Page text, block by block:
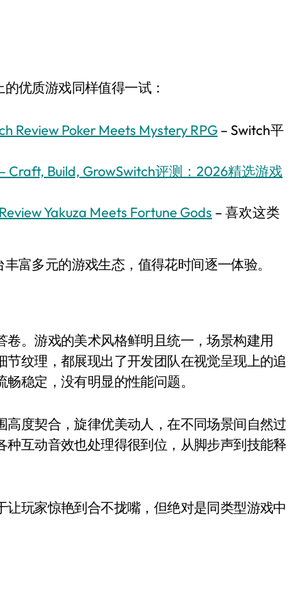
优质游戏同样值得一试：
Review Poker Meets Mystery RPG – Switch平
Craft, Build, GrowSwitch评测：2026精选游戏
Yakuza Meets Fortune Gods – 喜欢这类
富多元的游戏生态，值得花时间逐一体验。
。游戏的美术风格鲜明且统一，场景构建用
纹理，都展现出了开发团队在视觉呈现上的追
稳定，没有明显的性能问题。
度契合，旋律优美动人，在不同场景间自然过
互动音效也处理得很到位，从脚步声到技能释
玩家惊艳到合不拢嘴，但绝对是同类型游戏中